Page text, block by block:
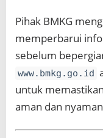
Pihak BMKG
memperbarui
sebelum
www.bmkg.go.id
untuk
aman dan